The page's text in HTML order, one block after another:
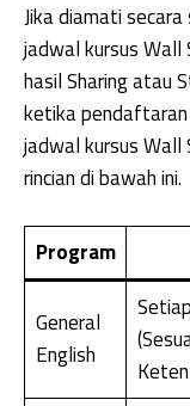
Jika diamati
jadwal kursus
hasil Sharing atau
ketika pendaftaran
jadwal kursus
rincian di bawah ini.
Program
General
English